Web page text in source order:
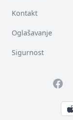
Kontakt
Oglašavanje
Sigurnost